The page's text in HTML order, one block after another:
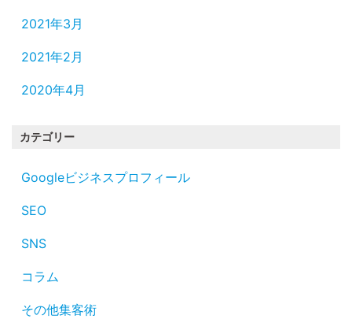
2021年3月
2021年2月
2020年4月
カテゴリー
Googleビジネスプロフィール
SEO
SNS
コラム
その他集客術